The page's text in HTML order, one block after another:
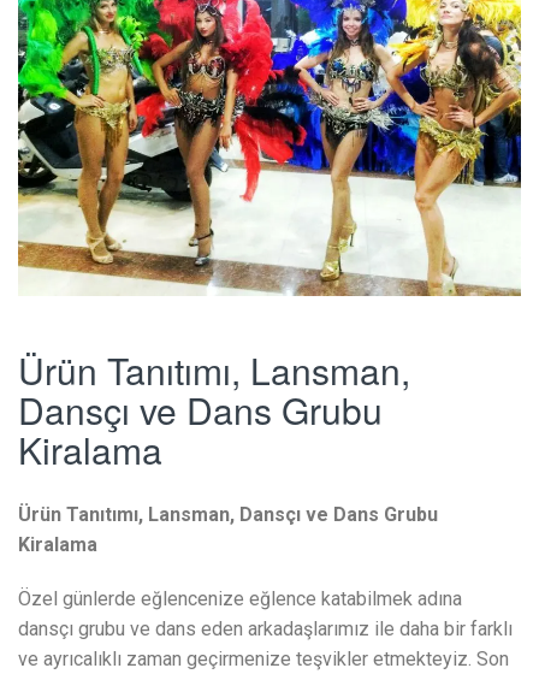
Ürün Tanıtımı, Lansman,
Dansçı ve Dans Grubu
Kiralama
Ürün Tanıtımı, Lansman, Dansçı ve Dans Grubu
Kiralama
Özel günlerde eğlencenize eğlence katabilmek adına
dansçı grubu ve dans eden arkadaşlarımız ile daha bir farklı
ve ayrıcalıklı zaman geçirmenize teşvikler etmekteyiz. Son